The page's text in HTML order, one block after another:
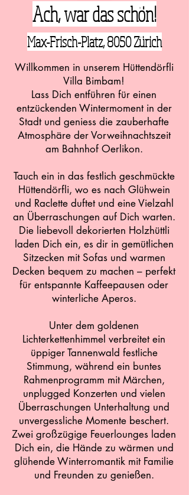
Ach, war das schön!
Max-Frisch-Platz, 8050 Zürich
Willkommen in unserem Hüttendörfli
Villa Bimbam!
Lass Dich entführen für einen
entzückenden Wintermoment in der
Stadt und geniess die zauberhafte
Atmosphäre der Vorweihnachtszeit
am Bahnhof Oerlikon.
Tauch ein in das festlich geschmückte
Hüttendörfli, wo es nach Glühwein
und Raclette duftet und eine Vielzahl
an Überraschungen auf Dich warten.
Die liebevoll dekorierten Holzhüttli
laden Dich ein, es dir in gemütlichen
Sitzecken mit Sofas und warmen
Decken bequem zu machen – perfekt
für entspannte Kaffeepausen oder
winterliche Aperos.
Unter dem goldenen
Lichterkettenhimmel verbreitet ein
üppiger Tannenwald festliche
Stimmung, während ein buntes
Rahmenprogramm mit Märchen,
unplugged Konzerten und vielen
Überraschungen Unterhaltung und
unvergessliche Momente beschert.
Zwei großzügige Feuerlounges laden
Dich ein, die Hände zu wärmen und
glühende Winterromantik mit Familie
und Freunden zu genießen.